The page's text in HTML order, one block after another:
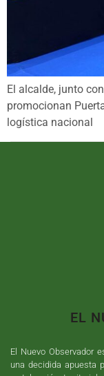
El alcalde, junto
promocionan
logística nacional
EL
El Nuevo Observador
una decidida apuesta